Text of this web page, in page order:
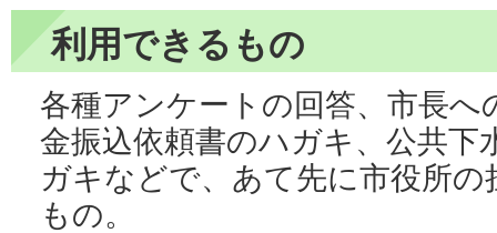
利用できるもの
各種アンケートの回答、市長へ
金振込依頼書のハガキ、公共下
ガキなどで、あて先に市役所
もの。